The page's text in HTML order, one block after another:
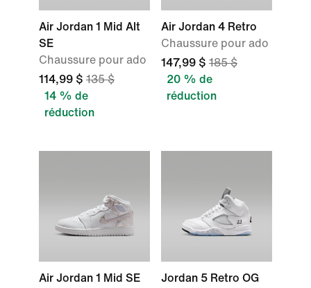
Air Jordan 1 Mid Alt
SE
Chaussure pour ado
114,99 $ 135 $
14 % de
réduction
Air Jordan 4 Retro
Chaussure pour ado
147,99 $ 185 $
20 % de
réduction
Air Jordan 1 Mid SE
Jordan 5 Retro OG